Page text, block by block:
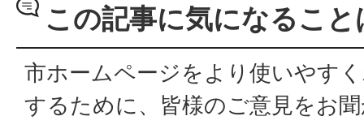
この記事に気になるこ
市ホームページをより使いやす
するために、皆様のご意見をお